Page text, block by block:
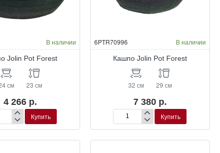
В наличии
Jolin Pot Forest
см 23 см
4 266 р.
Купить
6PTR70996 В наличии
Кашпо Jolin Pot Forest
32 см 29 см
7 380 р.
Кашпо
Jolin
Pot
Купить